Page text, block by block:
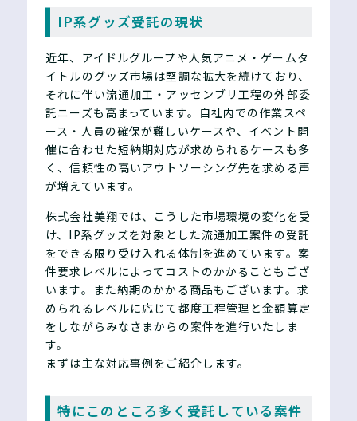
IP系グッズ受託の現状
近年、アイドルグループや人気アニメ・ゲームタ
イトルのグッズ市場は堅調な拡大を続けており、
それに伴い流通加工・アッセンブリ工程の外部委
託ニーズも高まっています。自社内での作業スペ
ース・人員の確保が難しいケースや、イベント開
催に合わせた短納期対応が求められるケースも多
く、信頼性の高いアウトソーシング先を求める声
が増えています。
株式会社美翔では、こうした市場環境の変化を受
け、IP系グッズを対象とした流通加工案件の受託
をできる限り受け入れる体制を進めています。案
件要求レベルによってコストのかかることもござ
います。また納期のかかる商品もございます。求
められるレベルに応じて都度工程管理と金額算定
をしながらみなさまからの案件を進行いたしま
す。
まずは主な対応事例をご紹介します。
特にこのところ多く受託している案件